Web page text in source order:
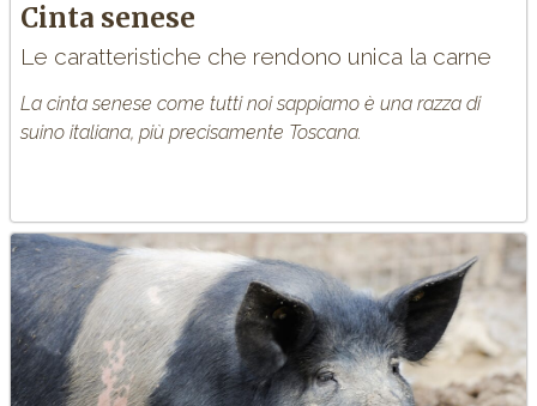
Cinta senese
Le caratteristiche che rendono unica la carne
La cinta senese come tutti noi sappiamo è una razza di
suino italiana, più precisamente Toscana.